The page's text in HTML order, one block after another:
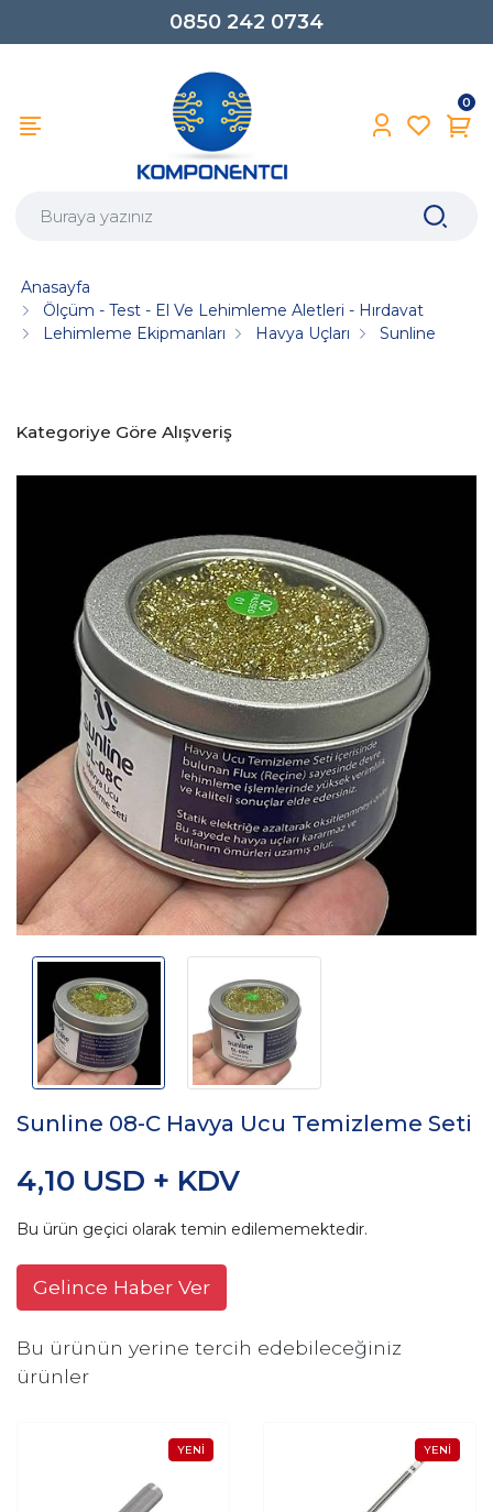
0850 242 0734
0
Anasayfa
Ölçüm - Test - El Ve Lehimleme Aletleri - Hırdavat
Lehimleme Ekipmanları
Havya Uçları Sunline
Kategoriye Göre Alışveriş
Sunline 08-C Havya Ucu Temizleme Seti
4,10 USD + KDV
Bu ürün geçici olarak temin edilememektedir.
Gelince Haber Ver
Bu ürünün yerine tercih edebileceğiniz
ürünler